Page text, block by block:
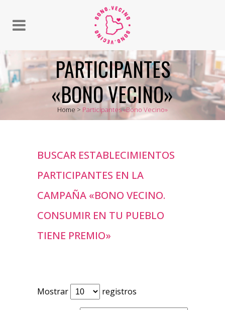
PARTICIPANTES
«BONO VECINO»
Home > Participantes «Bono Vecino»
BUSCAR ESTABLECIMIENTOS
PARTICIPANTES EN LA
CAMPAÑA «BONO VECINO.
CONSUMIR EN TU PUEBLO
TIENE PREMIO»
Mostrar registros